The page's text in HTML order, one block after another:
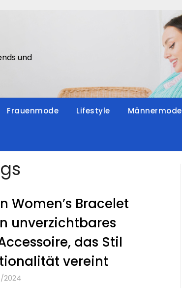
und
Frauenmode Lifestyle Männermode
Women’s Bracelet
unverzichtbares
das Stil
vereint
2024